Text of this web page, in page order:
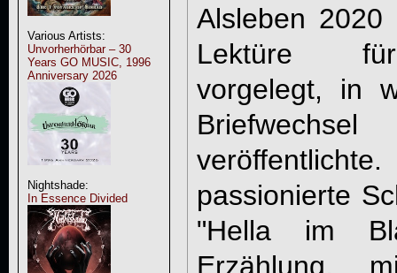
Various Artists:
Unvorherhörbar – 30
Years GO MUSIC, 1996
Anniversary 2026
Nightshade:
In Essence Divided
Alsleben
Lektüre für
vorgelegt, in
passionierte
"Hella im
Erzählung,